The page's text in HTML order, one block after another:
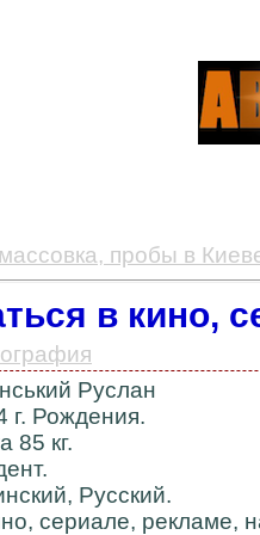
пробы в
в кино,
Руслан
г. Рождения.
85 кг.
Русский.
сериале, рекламе,